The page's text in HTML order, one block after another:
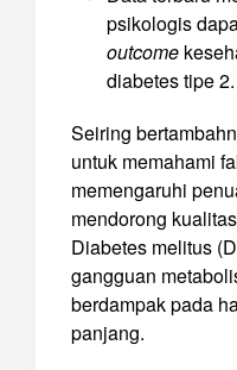
psikologis
outcome
diabetes tipe 2.
Seiring
untuk memahami
memengaruhi
mendorong
Diabetes melitus
gangguan
berdampak pada
panjang.